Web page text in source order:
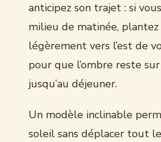
anticipez son trajet : si
milieu de matinée,
légèrement vers l’est de
pour que l’ombre reste
jusqu’au déjeuner.
Un modèle inclinable
soleil sans déplacer tout